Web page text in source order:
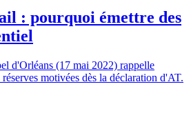
: pourquoi émettre des
d'Orléans (17 mai 2022) rappelle
motivées dès la déclaration d'AT.